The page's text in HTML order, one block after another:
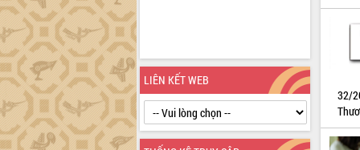
LIÊN KẾT WEB
32/